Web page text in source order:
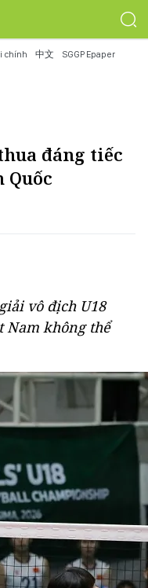
chính 中文 SGGP Epaper
đáng tiếc
Quốc
vô địch U18
Nam không thể